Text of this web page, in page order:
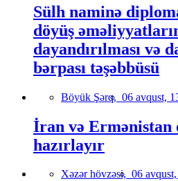
Sülh naminə
döyüş
dayandırılması və
bərpası təşəbbüsü
Böyük Şərq, 06 avqust,
İran və
hazırlayır
Xəzər hövzəsi, 06